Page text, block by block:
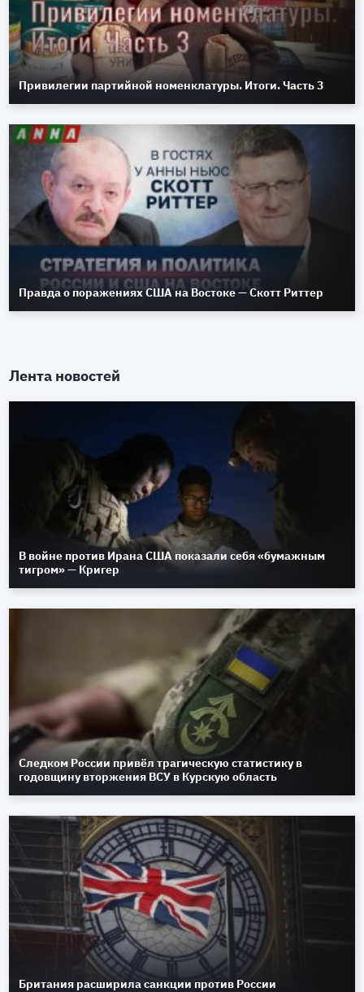
Привилегии партийной номенклатуры. Итоги. Часть 3
Правда о поражениях США на Востоке — Скотт Риттер
Лента новостей
В войне против Ирана США показали себя «бумажным
тигром» — Кригер
Следком России привёл трагическую статистику в
годовщину вторжения ВСУ в Курскую область
Британия расширила санкции против России